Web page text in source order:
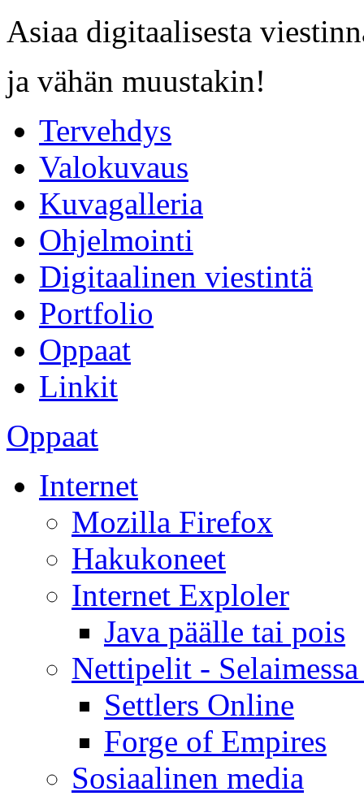
Asiaa digitaalisesta
ja vähän muustakin!
Tervehdys
Valokuvaus
Kuvagalleria
Ohjelmointi
Digitaalinen viestintä
Portfolio
Oppaat
Linkit
Oppaat
Internet
Mozilla Firefox
Hakukoneet
Internet Exploler
Java päälle tai pois
Nettipelit -
Settlers Online
Forge of Empires
Sosiaalinen media